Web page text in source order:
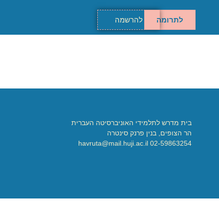
לתרומה להרשמה
בית מדרש לתלמידי האוניברסיטה העברית
הר הצופים, בנין פרנק סינטרה
02-59863254 havruta@mail.huji.ac.il